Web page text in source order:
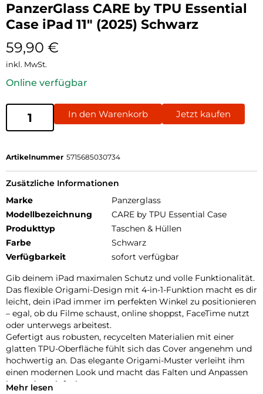
PanzerGlass CARE by TPU Essential
Case iPad 11″ (2025) Schwarz
59,90 €
inkl. MwSt.
Online verfügbar
In den Warenkorb Jetzt kaufen
Artikelnummer 5715685030734
Zusätzliche Informationen
Marke
Panzerglass
Modellbezeichnung
CARE by TPU Essential Case
Produkttyp
Taschen & Hüllen
Farbe
Schwarz
Verfügbarkeit
sofort verfügbar
Gib deinem iPad maximalen Schutz und volle Funktionalität.
Das flexible Origami-Design mit 4-in-1-Funktion macht es dir
leicht, dein iPad immer im perfekten Winkel zu positionieren
– egal, ob du Filme schaust, online shoppst, FaceTime nutzt
oder unterwegs arbeitest.
Gefertigt aus robusten, recycelten Materialien mit einer
glatten TPU-Oberfläche fühlt sich das Cover angenehm und
hochwertig an. Das elegante Origami-Muster verleiht ihm
einen modernen Look und macht das Falten und Anpassen
besonders einfach.
Mehr lesen